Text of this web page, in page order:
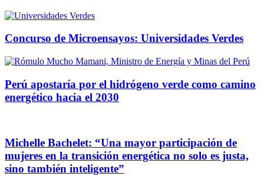
Concurso de Microensayos: Universidades Verdes
Perú apostaría por el hidrógeno verde como camino
energético hacia el 2030
Michelle Bachelet: “Una mayor participación de
mujeres en la transición energética no solo es justa,
sino también inteligente”